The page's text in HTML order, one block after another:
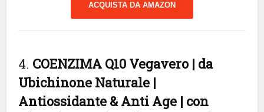
ACQUISTA DA AMAZON
4. COENZIMA Q10 Vegavero | da
Ubichinone Naturale |
Antiossidante & Anti Age | con